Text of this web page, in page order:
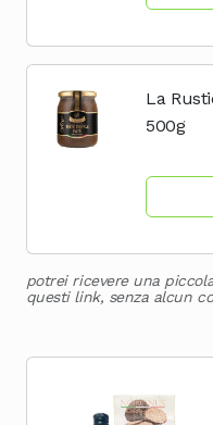
La
500g
potrei ricevere una
questi link, senza alcun